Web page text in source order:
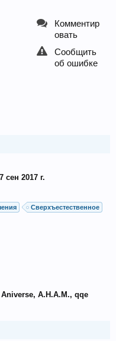
сен 2017 г.
Сверхъестественное
Aniverse А.Н.А.М. qqe